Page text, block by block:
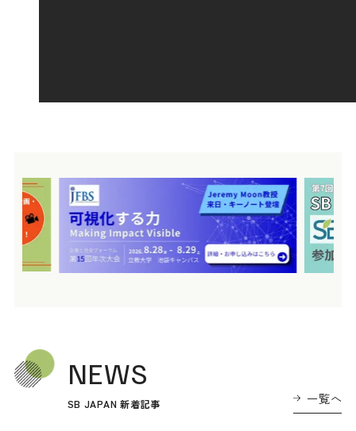
NEWS
SB JAPAN 新着記事 一覧へ